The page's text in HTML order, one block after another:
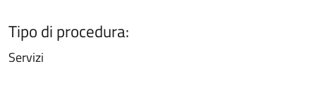
Tipo di procedura:
Servizi